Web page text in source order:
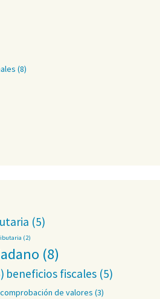
(8)
(5)
(2)
(8)
beneficios fiscales (5)
comprobación de valores (3)